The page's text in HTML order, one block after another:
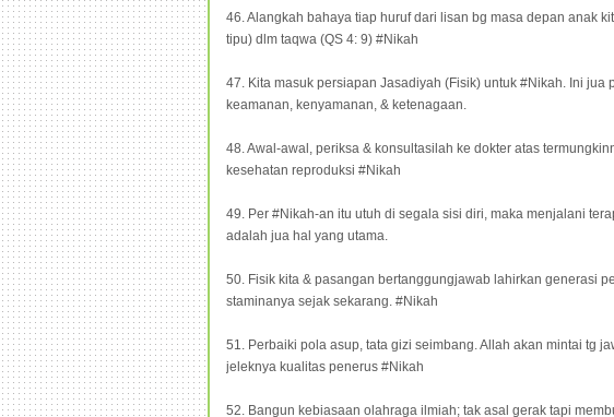
46. Alangkah bahaya tiap huruf dari lisan bg masa depan anak
tipu) dlm taqwa (QS 4: 9) #Nikah
47. Kita masuk persiapan Jasadiyah (Fisik) untuk #Nikah. Ini jua
keamanan, kenyamanan, & ketenagaan.
48. Awal-awal, periksa & konsultasilah ke dokter atas
kesehatan reproduksi #Nikah
49. Per #Nikah-an itu utuh di segala sisi diri, maka menjalani
adalah jua hal yang utama.
50. Fisik kita & pasangan bertanggungjawab lahirkan generasi
staminanya sejak sekarang. #Nikah
51. Perbaiki pola asup, tata gizi seimbang. Allah akan mintai tg
jeleknya kualitas penerus #Nikah
52. Bangun kebiasaan olahraga ilmiah; tak asal gerak tapi